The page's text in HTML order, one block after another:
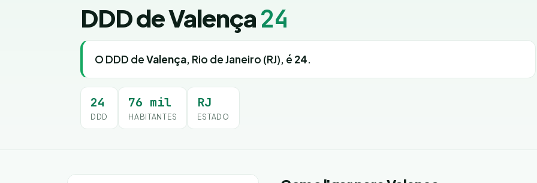
DDD de Valença24
O DDD deValença, Rio de Janeiro (RJ), é 24.
24
DDD
76 mil
HABITANTES
RJ
ESTADO